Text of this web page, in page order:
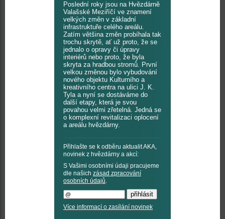
Poslední roky jsou na Hvězdárně
Valašské Meziříčí ve znamení
velkých změn v základní
infrastruktuře celého areálu.
Zatím většina změn probíhala tak
trochu skrytě, ať už proto, že se
jednalo o opravy či úpravy
interiérů nebo proto, že byla
skryta za hradbou stromů. První
velkou změnou bylo vybudování
nového objektu Kulturního a
kreativního centra na ulici J. K.
Tyla a nyní se dostáváme do
další etapy, která je svou
povahou velmi zřetelná. Jedná se
o komplexní revitalizaci oplocení
a areálu hvězdárny.
Přihlašte se k odběru aktualit AKA,
novinek z hvězdárny a akcí:
S Vašimi osobními údaji pracujeme
dle našich zásad zpracování
osobních údajů.
Více informací o zasílání novinek